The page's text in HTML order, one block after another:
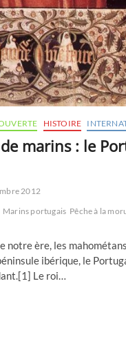
HISTOIRE
marins : le
2012
Marins portugais Pêche à la
notre ère, les
ibérique, le
Le roi…